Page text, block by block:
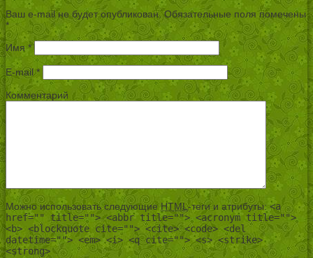
Ваш e-mail не будет опубликован.Обязательные поля помечены
*
Имя*
E-mail*
Комментарий
Можно использовать следующиеHTML-теги и атрибуты:<a
href="" title=""> <abbr title=""> <acronym title="">
<b> <blockquote cite=""> <cite> <code> <del
datetime=""> <em> <i> <q cite=""> <s> <strike>
<strong>